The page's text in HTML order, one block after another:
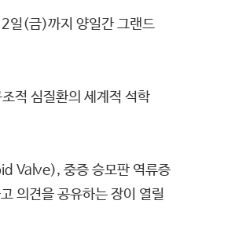
일(금)까지 양일간 그랜드
적 심질환의 세계적 석학
Valve), 중증 승모판 역류증
의견을 공유하는 장이 열릴